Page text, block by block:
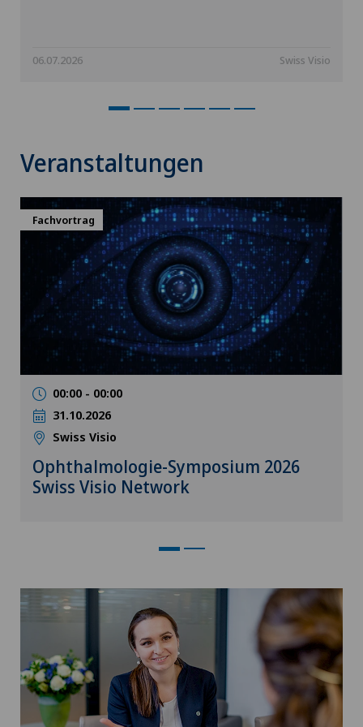
06.07.2026 Swiss Visio
Veranstaltungen
Fachvortrag
00:00 - 00:00
31.10.2026
Swiss Visio
Ophthalmologie-Symposium 2026
Swiss Visio Network